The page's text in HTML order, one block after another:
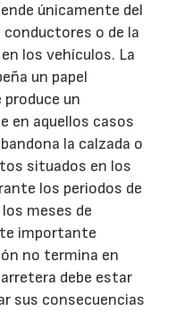
únicamente del
o de la
los vehículos. La
un papel
un
en aquellos casos
la calzada o
situados en los
los periodos de
meses de
importante
no termina en
debe estar
sus consecuencias